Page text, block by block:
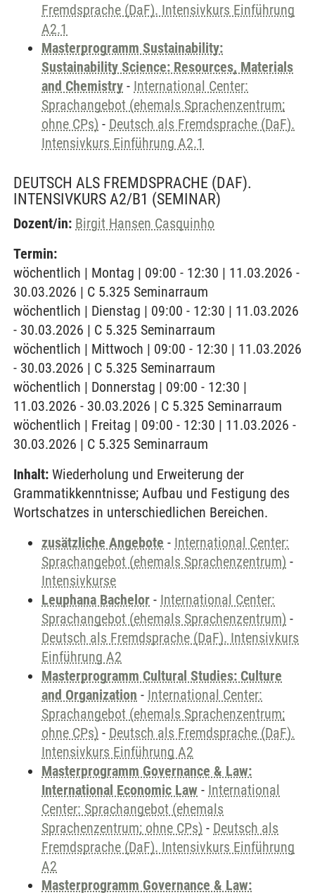
Fremdsprache (DaF). Intensivkurs Einführung
A2.1
Masterprogramm Sustainability:
Sustainability Science: Resources, Materials
and Chemistry - International Center:
Sprachangebot (ehemals Sprachenzentrum;
ohne CPs) - Deutsch als Fremdsprache (DaF).
Intensivkurs Einführung A2.1
DEUTSCH ALS FREMDSPRACHE (DAF).
INTENSIVKURS A2/B1 (SEMINAR)
Dozent/in: Birgit Hansen Casquinho
Termin:
wöchentlich | Montag | 09:00 - 12:30 | 11.03.2026 -
30.03.2026 | C 5.325 Seminarraum
wöchentlich | Dienstag | 09:00 - 12:30 | 11.03.2026
- 30.03.2026 | C 5.325 Seminarraum
wöchentlich | Mittwoch | 09:00 - 12:30 | 11.03.2026
- 30.03.2026 | C 5.325 Seminarraum
wöchentlich | Donnerstag | 09:00 - 12:30 |
11.03.2026 - 30.03.2026 | C 5.325 Seminarraum
wöchentlich | Freitag | 09:00 - 12:30 | 11.03.2026 -
30.03.2026 | C 5.325 Seminarraum
Inhalt: Wiederholung und Erweiterung der
Grammatikkenntnisse; Aufbau und Festigung des
Wortschatzes in unterschiedlichen Bereichen.
zusätzliche Angebote - International Center:
Sprachangebot (ehemals Sprachenzentrum) -
Intensivkurse
Leuphana Bachelor - International Center:
Sprachangebot (ehemals Sprachenzentrum) -
Deutsch als Fremdsprache (DaF). Intensivkurs
Einführung A2
Masterprogramm Cultural Studies: Culture
and Organization - International Center:
Sprachangebot (ehemals Sprachenzentrum;
ohne CPs) - Deutsch als Fremdsprache (DaF).
Intensivkurs Einführung A2
Masterprogramm Governance & Law:
International Economic Law - International
Center: Sprachangebot (ehemals
Sprachenzentrum; ohne CPs) - Deutsch als
Fremdsprache (DaF). Intensivkurs Einführung
A2
Masterprogramm Governance & Law: